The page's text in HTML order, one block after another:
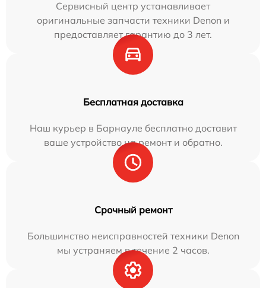
Сервисный центр устанавливает
оригинальные запчасти техники Denon и
предоставляет гарантию до 3 лет.
Бесплатная доставка
Наш курьер в Барнауле бесплатно доставит
ваше устройство на ремонт и обратно.
Срочный ремонт
Большинство неисправностей техники Denon
мы устраняем в течение 2 часов.